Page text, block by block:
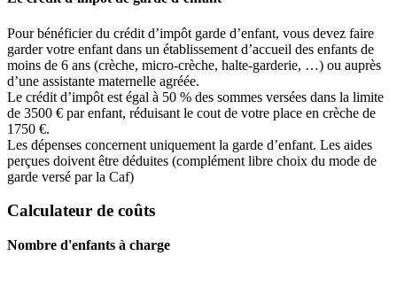
Pour bénéficier du crédit d’impôt garde d’enfant, vous devez faire
garder votre enfant dans un établissement d’accueil des enfants de
moins de 6 ans (crèche, micro-crèche, halte-garderie, …) ou auprès
d’une assistante maternelle agréée.
Le crédit d’impôt est égal à 50 % des sommes versées dans la limite
de 3500 € par enfant, réduisant le cout de votre place en crèche de
1750 €.
Les dépenses concernent uniquement la garde d’enfant. Les aides
perçues doivent être déduites (complément libre choix du mode de
garde versé par la Caf)
Calculateur de coûts
Nombre d'enfants à charge